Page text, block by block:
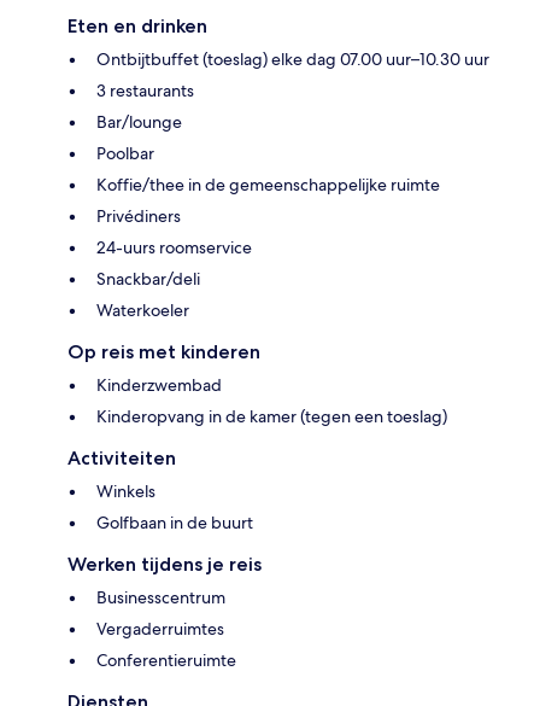
Eten en drinken
Ontbijtbuffet (toeslag) elke dag 07.00 uur–10.30 uur
3 restaurants
Bar/lounge
Poolbar
Koffie/thee in de gemeenschappelijke ruimte
Privédiners
24-uurs roomservice
Snackbar/deli
Waterkoeler
Op reis met kinderen
Kinderzwembad
Kinderopvang in de kamer (tegen een toeslag)
Activiteiten
Winkels
Golfbaan in de buurt
Werken tijdens je reis
Businesscentrum
Vergaderruimtes
Conferentieruimte